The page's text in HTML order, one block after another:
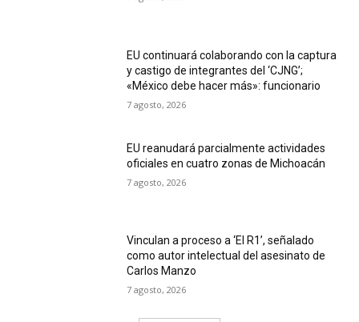
EU continuará colaborando con la captura
y castigo de integrantes del ‘CJNG’;
«México debe hacer más»: funcionario
7 agosto, 2026
EU reanudará parcialmente actividades
oficiales en cuatro zonas de Michoacán
7 agosto, 2026
Vinculan a proceso a ‘El R1’, señalado
como autor intelectual del asesinato de
Carlos Manzo
7 agosto, 2026